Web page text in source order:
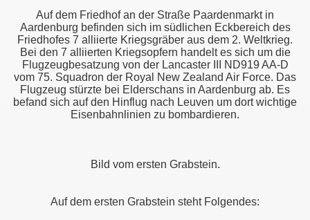
Auf dem Friedhof an der Straße Paardenmarkt in
Aardenburg befinden sich im südlichen Eckbereich des
Friedhofes 7 alliierte Kriegsgräber aus dem 2. Weltkrieg.
Bei den 7 alliierten Kriegsopfern handelt es sich um die
Flugzeugbesatzung von der Lancaster III ND919 AA-D
vom 75. Squadron der Royal New Zealand Air Force. Das
Flugzeug stürzte bei Elderschans in Aardenburg ab. Es
befand sich auf den Hinflug nach Leuven um dort wichtige
Eisenbahnlinien zu bombardieren.
Bild vom ersten Grabstein.
Auf dem ersten Grabstein steht Folgendes: